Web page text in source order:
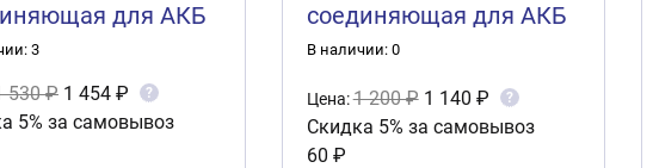
для АКБ
30см.
3
530 ₽ 1 454 ₽ ?
5% за самовывоз
соединяющая для АКБ
под болт 50см. (медь)
В наличии: 0
Цена:1 200 ₽ 1 140 ₽ ?
Скидка 5% за самовывоз
60 ₽